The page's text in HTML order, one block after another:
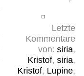
Letzte
Kommentare
von: siria,
Kristof, siria,
Kristof, Lupine,